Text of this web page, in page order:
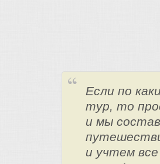
Если по
тур, то
и мы
и учтем